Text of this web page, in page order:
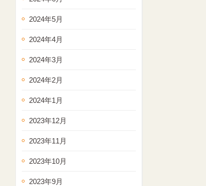
2024年5月
2024年4月
2024年3月
2024年2月
2024年1月
2023年12月
2023年11月
2023年10月
2023年9月